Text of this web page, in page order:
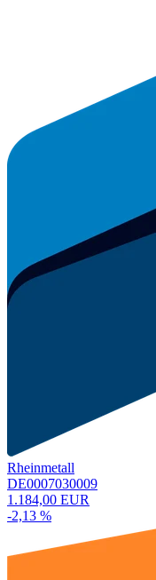
Rheinmetall
DE0007030009
1.184,00 EUR
-2,13 %